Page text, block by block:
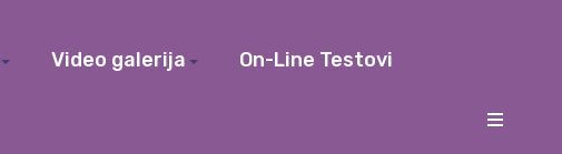
Video galerija On-Line Testovi